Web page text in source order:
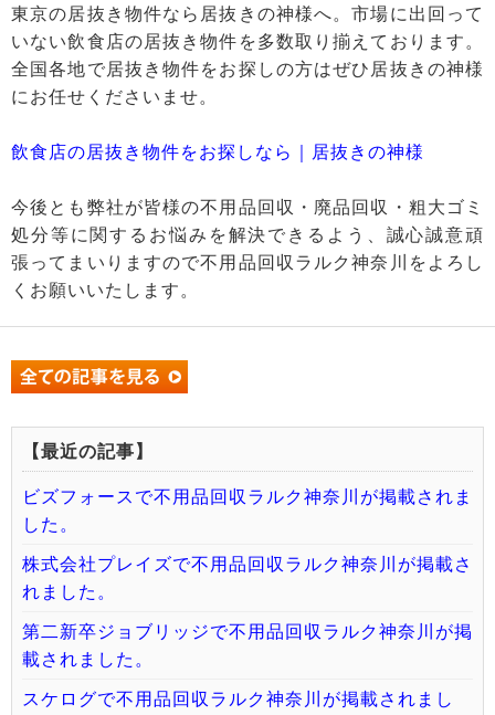
東京の居抜き物件なら居抜きの神様へ。市場に出回って
いない飲食店の居抜き物件を多数取り揃えております。
全国各地で居抜き物件をお探しの方はぜひ居抜きの神様
にお任せくださいませ。
飲食店の居抜き物件をお探しなら｜居抜きの神様
今後とも弊社が皆様の不用品回収・廃品回収・粗大ゴミ
処分等に関するお悩みを解決できるよう、誠心誠意頑
張ってまいりますので不用品回収ラルク神奈川をよろし
くお願いいたします。
【最近の記事】
ビズフォースで不用品回収ラルク神奈川が掲載されま
した。
株式会社プレイズで不用品回収ラルク神奈川が掲載さ
れました。
第二新卒ジョブリッジで不用品回収ラルク神奈川が掲
載されました。
スケログで不用品回収ラルク神奈川が掲載されまし